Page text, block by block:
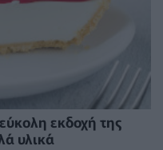
εκδοχή της
υλικά